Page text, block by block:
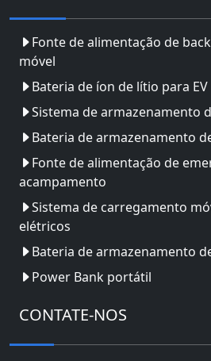
Fonte de alimentação de
móvel
Bateria de íon de lítio para EV
Sistema de armazenamento
Bateria de armazenamento
Fonte de alimentação de
acampamento
Sistema de carregamento
elétricos
Bateria de armazenamento
Power Bank portátil
CONTATE-NOS